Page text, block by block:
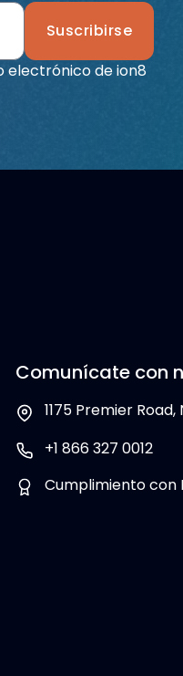
Suscribirse
electrónico de ion8
Comunícate con
1175 Premier Road,
+1 866 327 0012
Cumplimiento con